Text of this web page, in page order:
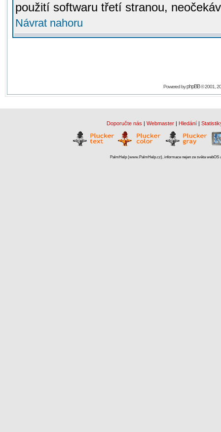
použití softwaru třetí stranou,
Návrat nahoru
Powered byphpBB© 2001,
Doporučte nás | Webmaster | Hledání |
PalmHelp (www.PalmHelp.cz), informace nejen ze světa